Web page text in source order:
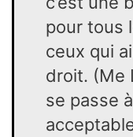
pour tous
ceux qui
droit. (Me
se passe